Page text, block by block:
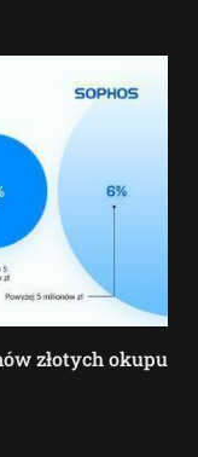
złotych okupu